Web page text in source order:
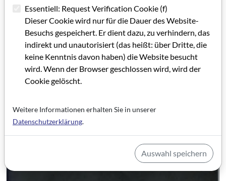
den Kurzfilmen diesen Sommer für die Filmreihe "Kino im
Bunker” nach Frankfurt zu holen.
Kategorie: Bericht/Meldung (GRIP INFO + Filmland Hessen-
Beiträge)
Schlagworte: Festival, Filmkultur, Filmemacher*in, Spielfilm
Artikel im PDF aufrufen
Essentiell: Request Verification Cookie (f)
Dieser Cookie wird nur für die Dauer des Website-
Besuchs gespeichert. Er dient dazu, zu verhindern, das
indirekt und unautorisiert (das heißt: über Dritte, die
keine Kenntnis davon haben) die Website besucht
wird. Wenn der Browser geschlossen wird, wird der
Cookie gelöscht.
Weitere Informationen erhalten Sie in unserer
Datenschutzerklärung.
Auswahl speichern